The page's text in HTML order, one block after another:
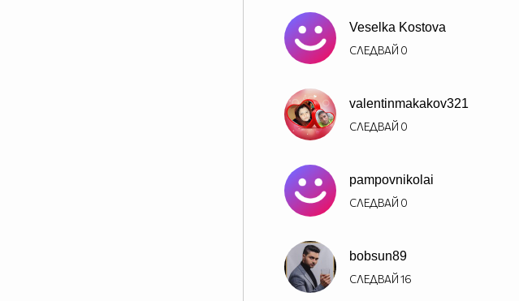
Veselka Kostova
СЛЕДВАЙ 0
valentinmakakov321
СЛЕДВАЙ 0
pampovnikolai
СЛЕДВАЙ 0
bobsun89
СЛЕДВАЙ16